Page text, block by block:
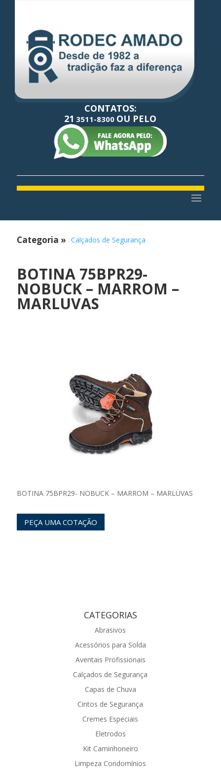
CONTATOS:
21 3511-8300 OU PELO
Categoria » Calçados de Segurança
BOTINA 75BPR29-
NOBUCK – MARROM –
MARLUVAS
BOTINA 75BPR29- NOBUCK – MARROM – MARLUVAS
PEÇA UMA COTAÇÃO
CATEGORIAS
Abrasivos
Acessórios para Solda
Aventais Profissionais
Calçados de Segurança
Capas de Chuva
Cintos de Segurança
Cremes Especiais
Eletrodos
Kit Caminhoneiro
Limpeza Condomínios